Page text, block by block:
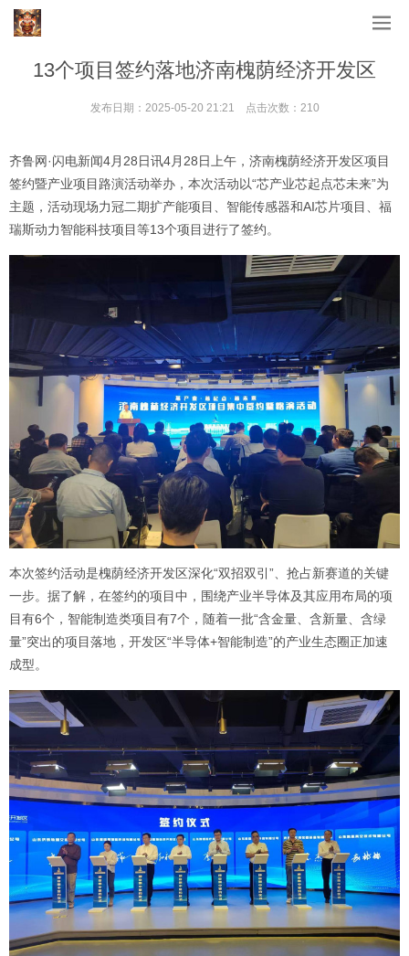
13个项目签约落地济南槐荫经济开发区
发布日期：2025-05-20 21:21 点击次数：210
齐鲁网·闪电新闻4月28日讯4月28日上午，济南槐荫经济开发区项目
签约暨产业项目路演活动举办，本次活动以“芯产业芯起点芯未来”为
主题，活动现场力冠二期扩产能项目、智能传感器和AI芯片项目、福
瑞斯动力智能科技项目等13个项目进行了签约。
本次签约活动是槐荫经济开发区深化“双招双引”、抢占新赛道的关键
一步。据了解，在签约的项目中，围绕产业半导体及其应用布局的项
目有6个，智能制造类项目有7个，随着一批“含金量、含新量、含绿
量”突出的项目落地，开发区“半导体+智能制造”的产业生态圈正加速
成型。